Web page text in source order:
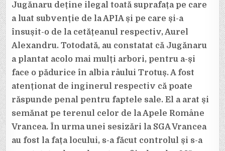
Jugănaru deține ilegal toată suprafața pe care
a luat subvenție de la APIA și pe care și-a
însușit-o de la cetățeanul respectiv, Aurel
Alexandru. Totodată, au constatat că Jugănaru
a plantat acolo mai mulți arbori, pentru a-și
face o pădurice în albia râului Trotuș. A fost
atenționat de inginerul respectiv că poate
răspunde penal pentru faptele sale. El a arat și
semănat pe terenul celor de la Apele Române
Vrancea. În urma unei sesizări la SGA Vrancea
au fost la fața locului, s-a făcut controlul și s-a